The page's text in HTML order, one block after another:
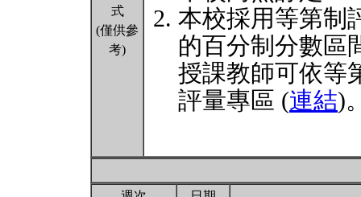
式
(僅供參
考)
本校採用等第制
的百分制分數區
授課教師可依等
評量專區 (連結)